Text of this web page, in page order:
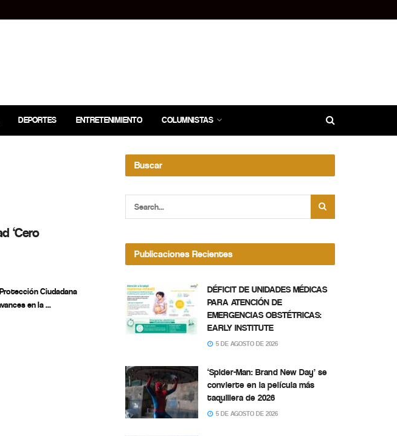
DEPORTES ENTRETENIMIENTO COLUMNISTAS
‘Cero
Ciudadana
en la ...
Buscar
Publicaciones Recientes
DÉFICIT DE UNIDADES MÉDICAS
PARA ATENCIÓN DE
EMERGENCIAS OBSTÉTRICAS:
EARLY INSTITUTE
5 DE AGOSTO DE 2026
‘Spider-Man: Brand New Day’ se
convierte en la película más
taquillera de 2026
5 DE AGOSTO DE 2026